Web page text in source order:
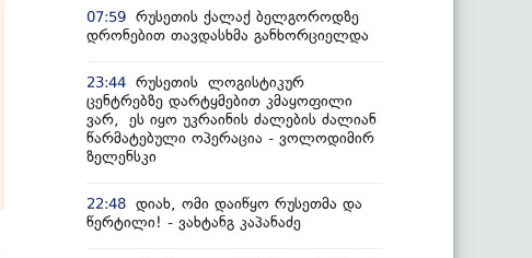
07:59 რუსეთის ქალაქ ბელგოროდზე
დრონებით თავდასხმა განხორციელდა
23:44 რუსეთის ლოგისტიკურ
ცენტრებზე დარტყმებით კმაყოფილი
ვარ, ეს იყო უკრაინის ძალების ძალიან
წარმატებული ოპერაცია - ვოლოდიმირ
ზელენსკი
22:48 დიახ, ომი დაიწყო რუსეთმა და
წერტილი! - ვახტანგ კაპანაძე